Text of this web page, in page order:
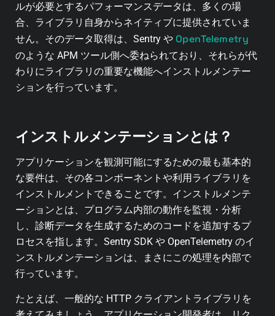
ルが必要とするパフォーマンスデータは、多くの場
合、ライブラリ自身からネイティブに提供されていま
せん。そのデータ取得は、Sentry や OpenTelemetry
のような APM ツール側へ委ねられており、それらが代
わりにライブラリの重要な機能へインストルメンテー
ションを行っています。
インストルメンテーションとは？
アプリケーションを観測可能にするための最も基本的
な要件は、その各コンポーネントや利用ライブラリを
インストルメントできることです。インストルメンテ
ーションとは、プログラム内部の動作を監視・分析
し、診断データを生成するためのコードを追加するプ
ロセスを指します。Sentry SDK や OpenTelemetry のイ
ンストルメンテーションは、まさにこの処理を内部で
行っています。
たとえば、一般的な HTTP クライアントライブラリを